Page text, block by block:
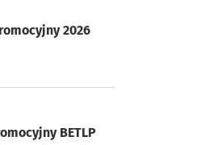
2026
BETLP